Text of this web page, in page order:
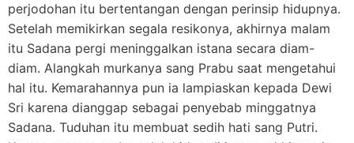
perjodohan itu bertentangan dengan perinsip hidupnya.
Setelah memikirkan segala resikonya, akhirnya malam
itu Sadana pergi meninggalkan istana secara diam-
diam. Alangkah murkanya sang Prabu saat mengetahui
hal itu. Kemarahannya pun ia lampiaskan kepada Dewi
Sri karena dianggap sebagai penyebab minggatnya
Sadana. Tuduhan itu membuat sedih hati sang Putri.